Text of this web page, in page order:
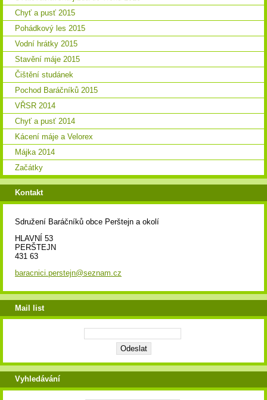
Chyť a pusť 2015
Pohádkový les 2015
Vodní hrátky 2015
Stavění máje 2015
Čištění studánek
Pochod Baráčníků 2015
VŘSR 2014
Chyť a pusť 2014
Kácení máje a Velorex
Májka 2014
Začátky
Kontakt
Sdružení Baráčníků obce Perštejn a okolí
HLAVNÍ 53
PERŠTEJN
431 63
baracnici.perstejn@seznam.cz
Mail list
Vyhledávání